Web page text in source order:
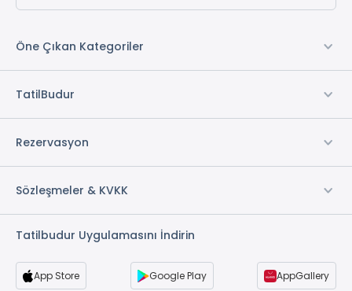
Öne Çıkan Kategoriler
TatilBudur
Rezervasyon
Sözleşmeler & KVKK
Tatilbudur Uygulamasını İndirin
App Store Google Play AppGallery